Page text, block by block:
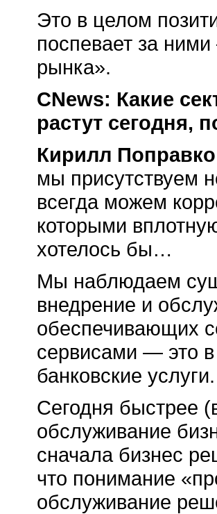
Это в целом
поспевает за
рынка».
CNews: Какие
растут сегодня,
Кирилл
мы присутствуем
всегда можем
которыми
хотелось бы…
Мы наблюдаем
внедрение и
обеспечивающих
сервисами — это в
банковские
Сегодня быстрее
обслуживание
сначала бизнес
что понимание
обслуживание